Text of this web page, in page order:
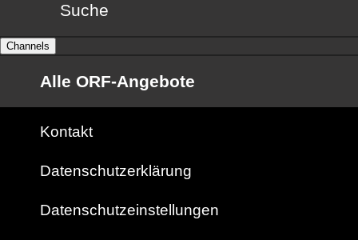
Suche
Channels
Alle ORF-Angebote
Kontakt
Datenschutzerklärung
Datenschutzeinstellungen